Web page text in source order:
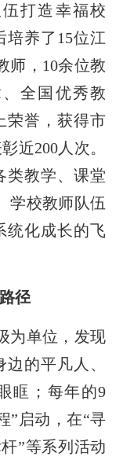
打造幸福校
培养了15位江
师，10余位教
全国优秀教
荣誉，获得市
近200人次。
类教学、课堂
学校教师队伍
统化成长的飞
径
为单位，发现
的平凡人、
眶；每年的9
”启动，在“寻
”等系列活动